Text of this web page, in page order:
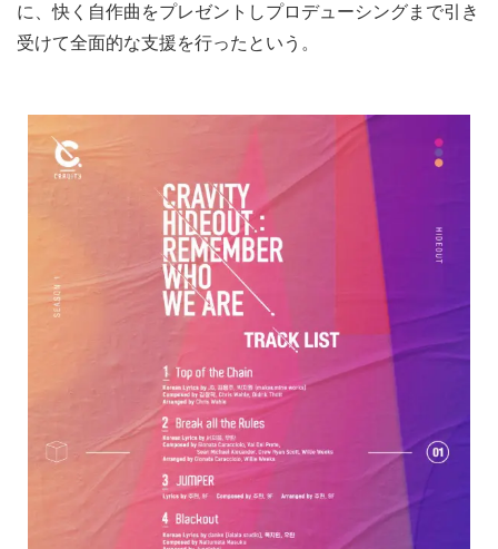
に、快く自作曲をプレゼントしプロデューシングまで引き
受けて全面的な支援を行ったという。